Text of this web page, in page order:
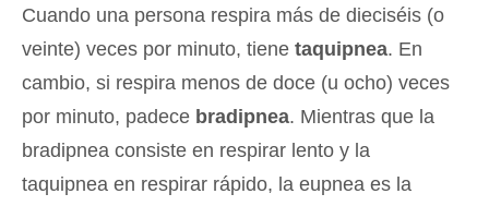
Cuando una persona respira más de dieciséis (o
veinte) veces por minuto, tiene taquipnea. En
cambio, si respira menos de doce (u ocho) veces
por minuto, padece bradipnea. Mientras que la
bradipnea consiste en respirar lento y la
taquipnea en respirar rápido, la eupnea es la